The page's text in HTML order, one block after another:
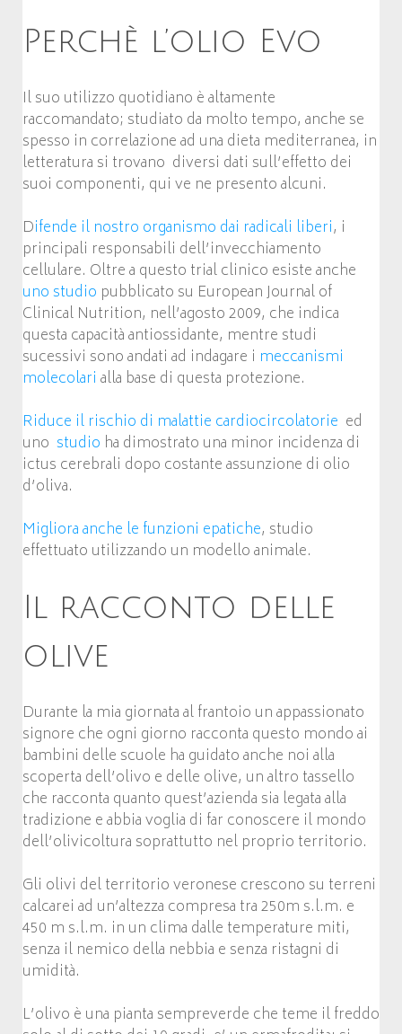
Perchè l’olio Evo
Il suo utilizzo quotidiano è altamente
raccomandato; studiato da molto tempo, anche se
spesso in correlazione ad una dieta mediterranea, in
letteratura si trovano diversi dati sull’effetto dei
suoi componenti, qui ve ne presento alcuni.
Difende il nostro organismo dai radicali liberi, i
principali responsabili dell’invecchiamento
cellulare. Oltre a questo trial clinico esiste anche
uno studio pubblicato su European Journal of
Clinical Nutrition, nell’agosto 2009, che indica
questa capacità antiossidante, mentre studi
sucessivi sono andati ad indagare i meccanismi
molecolari alla base di questa protezione.
Riduce il rischio di malattie cardiocircolatorie ed
uno studio ha dimostrato una minor incidenza di
ictus cerebrali dopo costante assunzione di olio
d’oliva.
Migliora anche le funzioni epatiche, studio
effettuato utilizzando un modello animale.
Il racconto delle
olive
Durante la mia giornata al frantoio un appassionato
signore che ogni giorno racconta questo mondo ai
bambini delle scuole ha guidato anche noi alla
scoperta dell’olivo e delle olive, un altro tassello
che racconta quanto quest’azienda sia legata alla
tradizione e abbia voglia di far conoscere il mondo
dell’olivicoltura soprattutto nel proprio territorio.
Gli olivi del territorio veronese crescono su terreni
calcarei ad un’altezza compresa tra 250m s.l.m. e
450 m s.l.m. in un clima dalle temperature miti,
senza il nemico della nebbia e senza ristagni di
umidità.
L’olivo è una pianta sempreverde che teme il freddo